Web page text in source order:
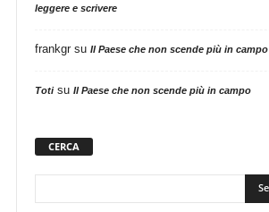
leggere e scrivere
frankgrsu Il Paese che non scende più in campo
Totisu Il Paese che non scende più in campo
CERCA